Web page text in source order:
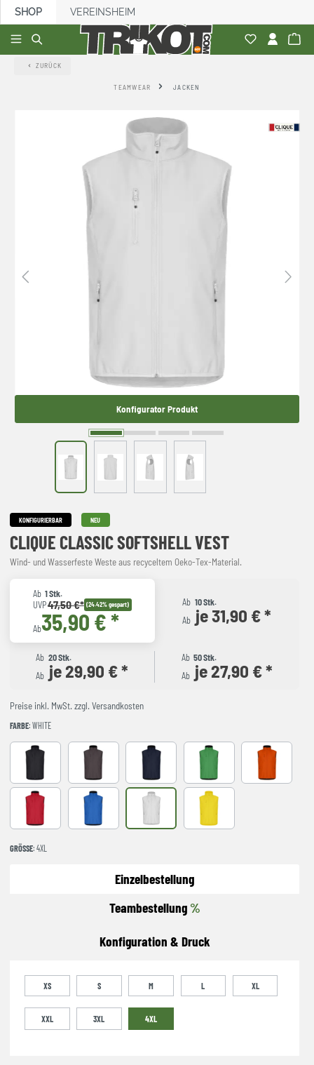
springen
SHOP VEREINSHEIM
ZURÜCK
TEAMWEAR JACKEN
Konfigurator Produkt
KONFIGURIERBAR NEU
CLIQUE CLASSIC SOFTSHELL VEST
Wind- und Wasserfeste Weste aus recyceltem Oeko-Tex-Material.
Ab 1 Stk.
UVP47,50 €* (24.42% gespart)
Ab35,90 € *
Ab 10 Stk.
Ab je 31,90 € *
Ab 20 Stk.
Ab je 29,90 € *
Ab 50 Stk.
Ab je 27,90 € *
Preise inkl. MwSt. zzgl. Versandkosten
FARBE: WHITE
BLACK Dark Grey Dark Navy Apple Green Blood Orange
RED Royal Blue White YELLOW
GRÖSSE : 4XL
Einzelbestellung
Teambestellung %
Konfiguration & Druck
XS S M L XL
XXL 3XL 4XL